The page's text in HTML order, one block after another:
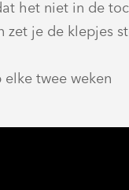
het niet in de
zet je de klepjes
elke twee weken